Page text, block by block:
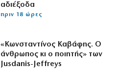
αδιέξοδα
πριν 18 ώρες
«Κωνσταντίνος Καβάφης. Ο
άνθρωπος κι ο ποιητής» των
Jusdanis-Jeffreys